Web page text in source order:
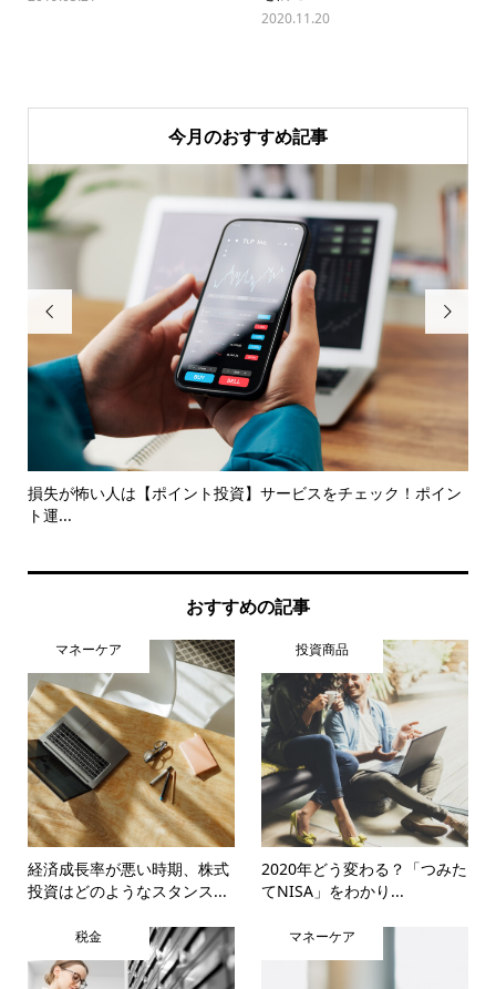
2020.11.20
今月のおすすめ記事

損失が怖い人は【ポイント投資】サービスをチェック！ポイン
ト運...

おすすめの記事
マネーケア
経済成長率が悪い時期、株式
投資はどのようなスタンス...
投資商品
2020年どう変わる？「つみた
てNISA」をわかり...
税金 マネーケア